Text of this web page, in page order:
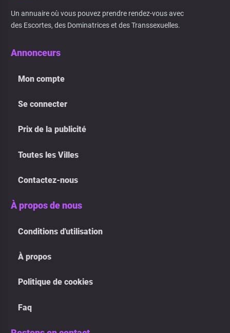
Un annuaire où vous pouvez prendre rendez-vous avec
des Escortes, des Dominatrices et des Transsexuelles.
Annonceurs
Mon compte
Se connecter
Prix de la publicité
Toutes les Villes
Contactez-nous
À propos de nous
Conditions d'utilisation
À propos
Politique de cookies
Faq